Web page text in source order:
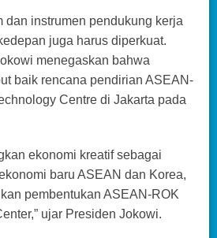
dan instrumen pendukung kerja
juga harus diperkuat.
menegaskan bahwa
baik rencana pendirian ASEAN-
Centre di Jakarta pada
ekonomi kreatif sebagai
baru ASEAN dan Korea,
pembentukan ASEAN-ROK
ujar Presiden Jokowi.